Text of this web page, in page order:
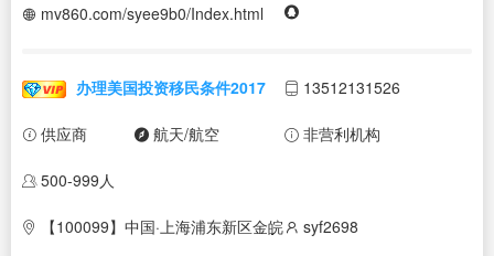
mv860.com/syee9b0/Index.html
办理美国投资移民条件2017 13512131526
供应商 航天/航空 非营利机构
500-999人
【100099】中国·上海浦东新区金皖 syf2698